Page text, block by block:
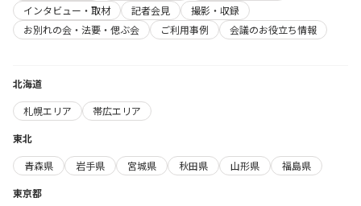
インタビュー・取材
記者会見
撮影・収録
お別れの会・法要・偲ぶ会
ご利用事例 会議のお役立ち情報
北海道
札幌エリア
帯広エリア
東北
青森県
岩手県 宮城県 秋田県 山形県
福島県
東京都